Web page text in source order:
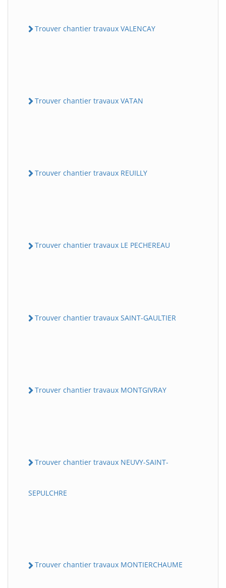
Trouver chantier travaux VALENCAY
Trouver chantier travaux VATAN
Trouver chantier travaux REUILLY
Trouver chantier travaux LE PECHEREAU
Trouver chantier travaux SAINT-GAULTIER
Trouver chantier travaux MONTGIVRAY
Trouver chantier travaux NEUVY-SAINT-
SEPULCHRE
Trouver chantier travaux MONTIERCHAUME